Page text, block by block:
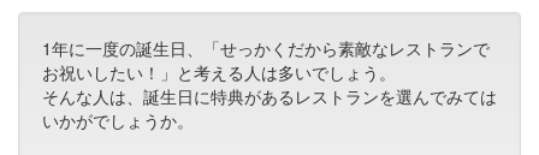
1年に一度の誕生日、「せっかくだから素敵なレストランで
お祝いしたい！」と考える人は多いでしょう。
そんな人は、誕生日に特典があるレストランを選んでみては
いかがでしょうか。